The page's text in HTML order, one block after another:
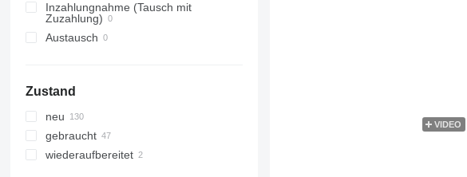
Inzahlungnahme (Tausch mit
Zuzahlung)
Austausch
Zustand
neu
gebraucht
wiederaufbereitet
VIDEO